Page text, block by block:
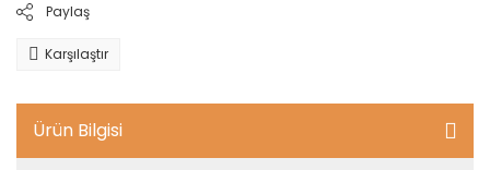
Paylaş
Karşılaştır
Ürün Bilgisi